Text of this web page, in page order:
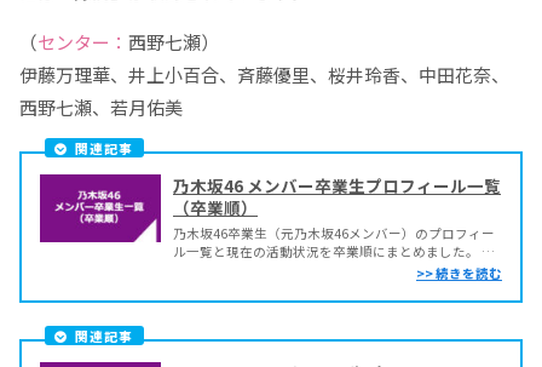
（センター： 西野七瀬）
伊藤万理華、井上小百合、斉藤優里、桜井玲香、中田花奈、
西野七瀬、若月佑美
関連記事
乃木坂46 メンバー卒業生プロフィール一覧
（卒業順）
乃木坂46卒業生（元乃木坂46メンバー）のプロフィー
ル一覧と現在の活動状況を卒業順にまとめました。 乃
木坂46 卒業生（元乃木坂OGメンバー）一覧 乃木坂46
卒業年月日 山本穂乃香（やまもと ほのか） 1期生
関連記事